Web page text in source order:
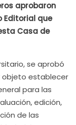
aprobaron
Editorial que
Casa de
se aprobó
objeto establecer
para las
edición,
de las